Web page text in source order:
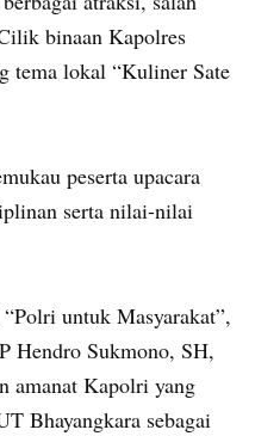
binaan Kapolres
tema lokal “Kuliner Sate
peserta upacara
serta nilai-nilai
untuk Masyarakat”,
Hendro Sukmono, SH,
amanat Kapolri yang
Bhayangkara sebagai